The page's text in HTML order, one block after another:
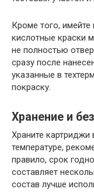
Кроме того,
кислотные краски
не полностью
сразу после
указанные в
покраску.
Хранение и
Храните картриджи
температуре,
правило, срок
составляет
состав лучше